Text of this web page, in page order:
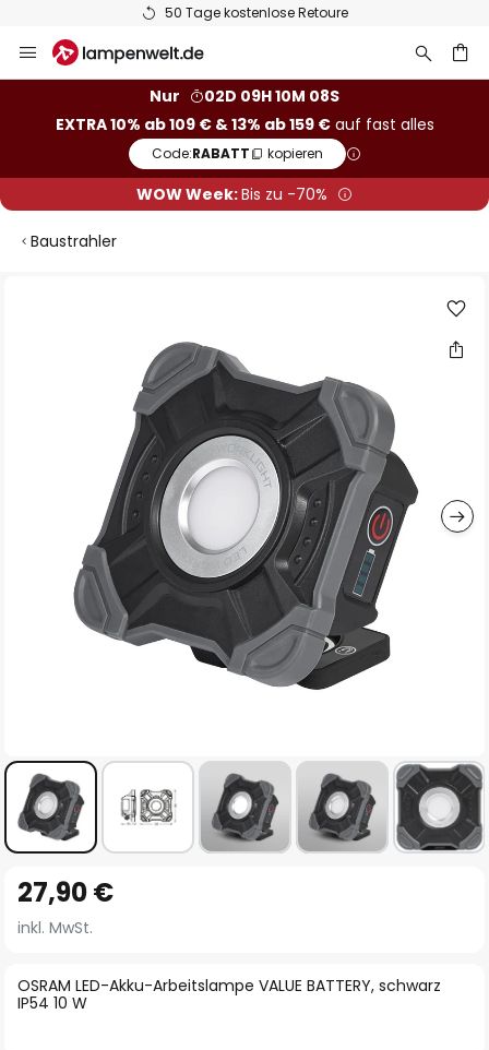
50 Tage kostenlose Retoure
Inhalt
Nur
02D 09H 10M 08S
EXTRA 10% ab 109 € & 13% ab 159 €auf fast alles
Code:RABATT kopieren
WOW Week:Bis zu -70%
Baustrahler
Anfang
der
springen
OSRAM LED-Akku-Arbeitslampe VALUE BATTERY, schwarz
IP54 10 W
27,90 €
inkl. MwSt.